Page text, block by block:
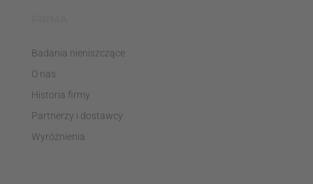
Badania nieniszczące
O nas
Historia firmy
Partnerzy i dostawcy
Wyróżnienia